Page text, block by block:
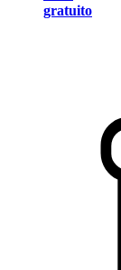
gratuito